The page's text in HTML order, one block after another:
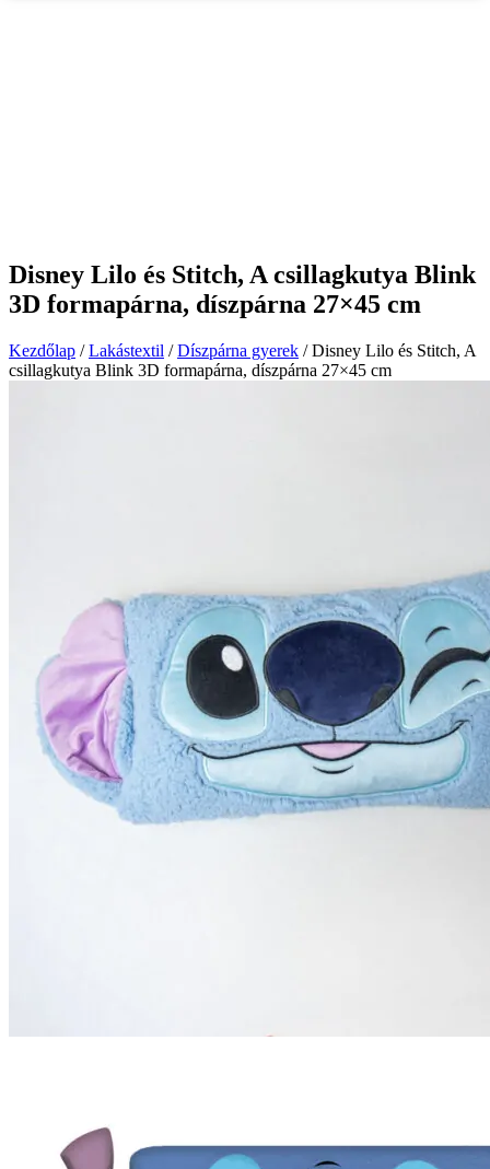
Disney Lilo és Stitch, A csillagkutya Blink
3D formapárna, díszpárna 27×45 cm
Kezdőlap /Lakástextil /Díszpárna gyerek / Disney Lilo és Stitch, A
csillagkutya Blink 3D formapárna, díszpárna 27×45 cm